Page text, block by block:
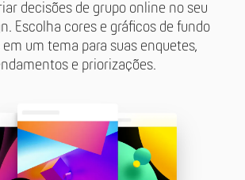
decisões de grupo online no seu
Escolha cores e gráficos de fundo
um tema para suas enquetes,
e priorizações.